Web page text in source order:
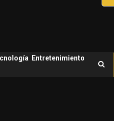
Entretenimiento